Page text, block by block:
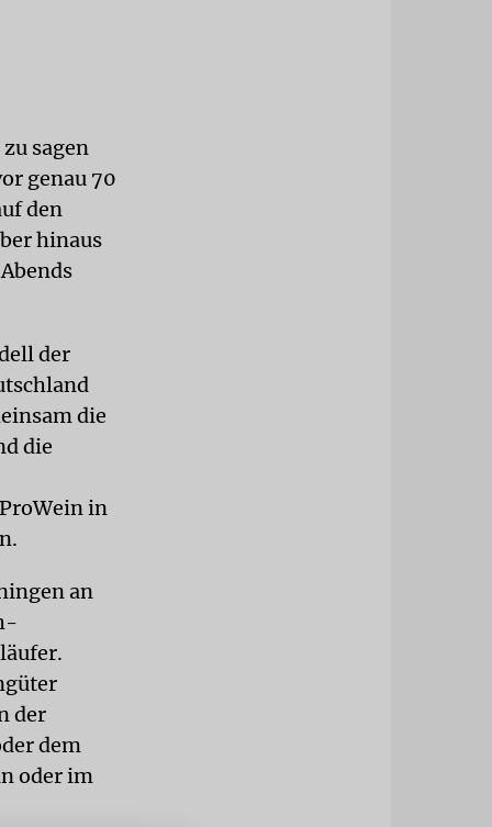
sagen
genau 70
den
hinaus
der
die
die
in
an
der
dem
oder im